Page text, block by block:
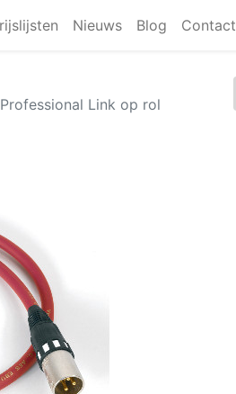
Nieuws Blog Contact
Link op rol